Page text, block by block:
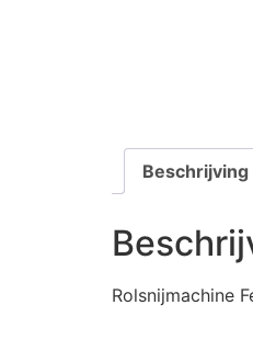
Beschrijving
Rolsnijmachine